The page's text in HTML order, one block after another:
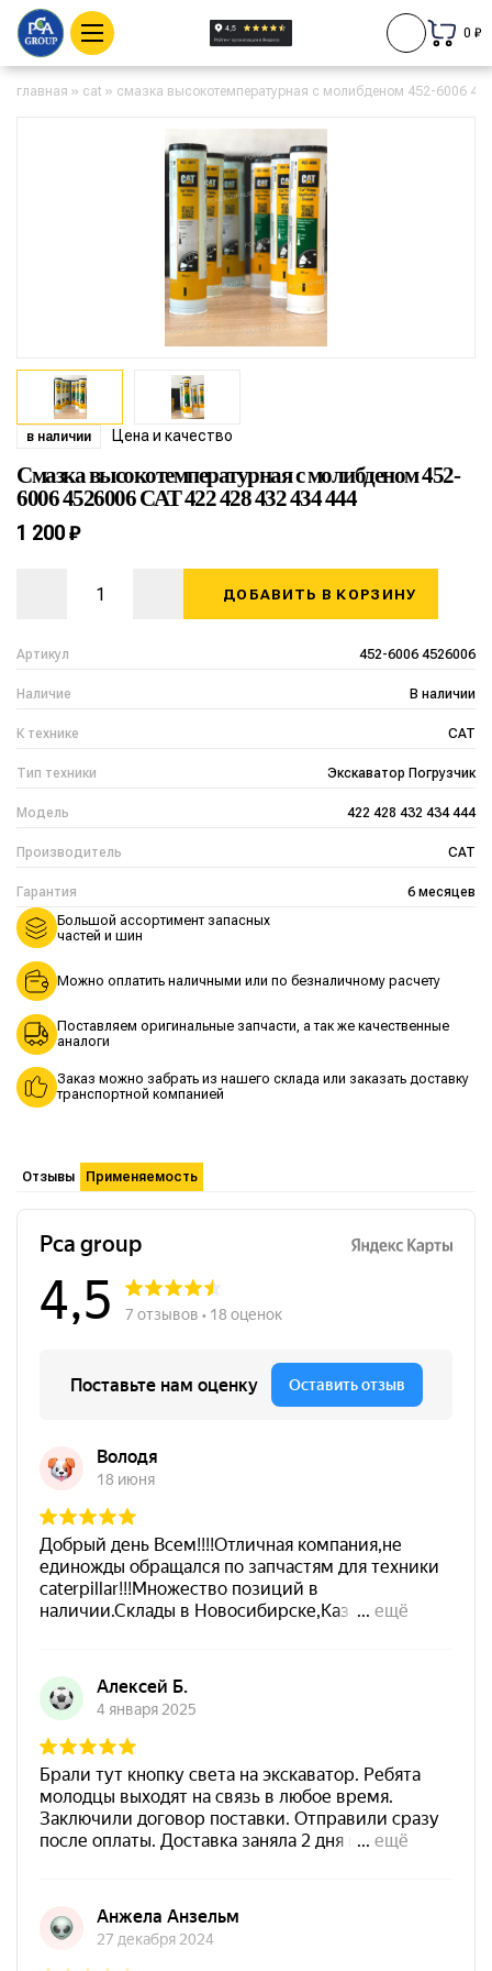
0 ₽
главная » cat » смазка высокотемпературная с молибденом 452-6006
в наличии Цена и качество
Смазка высокотемпературная с молибденом 452-
6006 4526006 CAT 422 428 432 434 444
Артикул 452-6006 4526006
Наличие В наличии
К технике CAT
Тип техники Экскаватор Погрузчик
Модель 422 428 432 434 444
Производитель CAT
Гарантия 6 месяцев
1 200 ₽
ДОБАВИТЬ В КОРЗИНУ
Большой ассортимент запасных
частей и шин
Можно оплатить наличными или по безналичному расчету
Поставляем оригинальные запчасти, а так же качественные
аналоги
Заказ можно забрать из нашего склада или заказать доставку
транспортной компанией
Отзывы Применяемость